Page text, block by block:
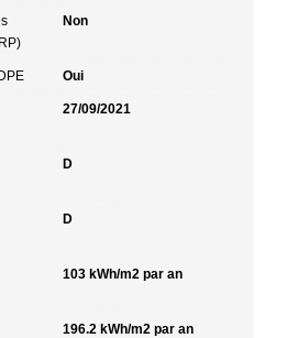
Non
Oui
27/09/2021
D
D
103 kWh/m2 par an
196.2 kWh/m2 par an